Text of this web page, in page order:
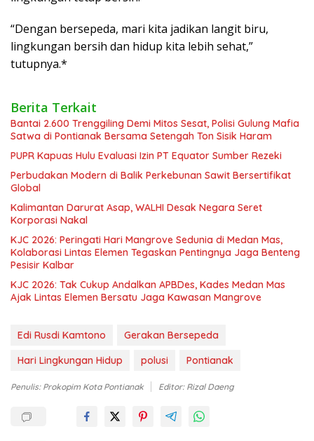
“Dengan bersepeda, mari kita jadikan langit biru,
lingkungan bersih dan hidup kita lebih sehat,”
tutupnya.*
Berita Terkait
Bantai 2.600 Trenggiling Demi Mitos Sesat, Polisi Gulung Mafia
Satwa di Pontianak Bersama Setengah Ton Sisik Haram
PUPR Kapuas Hulu Evaluasi Izin PT Equator Sumber Rezeki
Perbudakan Modern di Balik Perkebunan Sawit Bersertifikat
Global
Kalimantan Darurat Asap, WALHI Desak Negara Seret
Korporasi Nakal
KJC 2026: Peringati Hari Mangrove Sedunia di Medan Mas,
Kolaborasi Lintas Elemen Tegaskan Pentingnya Jaga Benteng
Pesisir Kalbar
KJC 2026: Tak Cukup Andalkan APBDes, Kades Medan Mas
Ajak Lintas Elemen Bersatu Jaga Kawasan Mangrove
Edi Rusdi Kamtono
Gerakan Bersepeda
Hari Lingkungan Hidup
polusi Pontianak
Penulis: Prokopim Kota Pontianak Editor: Rizal Daeng